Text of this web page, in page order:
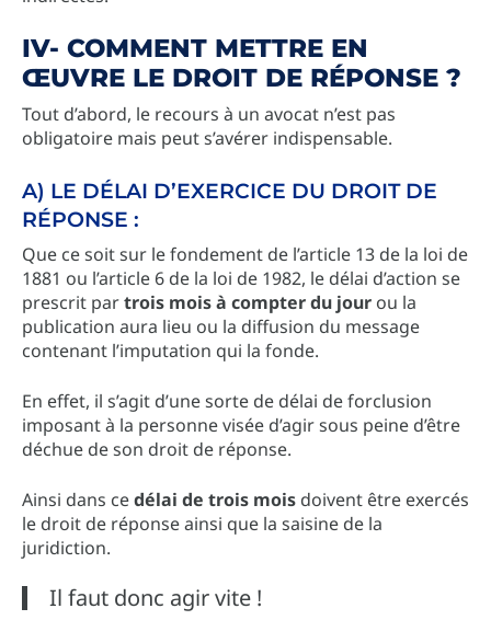
IV- COMMENT METTRE EN
ŒUVRE LE DROIT DE RÉPONSE ?
Tout d’abord, le recours à un avocat n’est pas
obligatoire mais peut s’avérer indispensable.
A) LE DÉLAI D’EXERCICE DU DROIT DE
RÉPONSE :
Que ce soit sur le fondement de l’article 13 de la loi de
1881 ou l’article 6 de la loi de 1982, le délai d’action se
prescrit partrois mois à compter du jour ou la
publication aura lieu ou la diffusion du message
contenant l’imputation qui la fonde.
En effet, il s’agit d’une sorte de délai de forclusion
imposant à la personne visée d’agir sous peine d’être
déchue de son droit de réponse.
Ainsi dans cedélai de trois mois doivent être exercés
le droit de réponse ainsi que la saisine de la
juridiction.
Il faut donc agir vite !